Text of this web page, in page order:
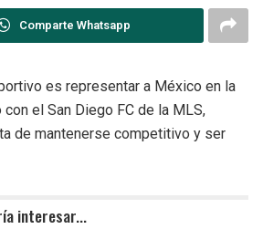
Comparte Whatsapp
es representar a México en la
el San Diego FC de la MLS,
de mantenerse competitivo y ser
interesar...